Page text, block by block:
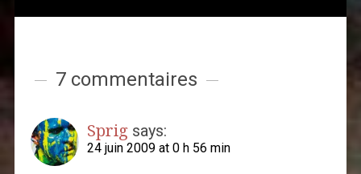
7 commentaires
Sprig says:
24 juin 2009 at 0 h 56 min